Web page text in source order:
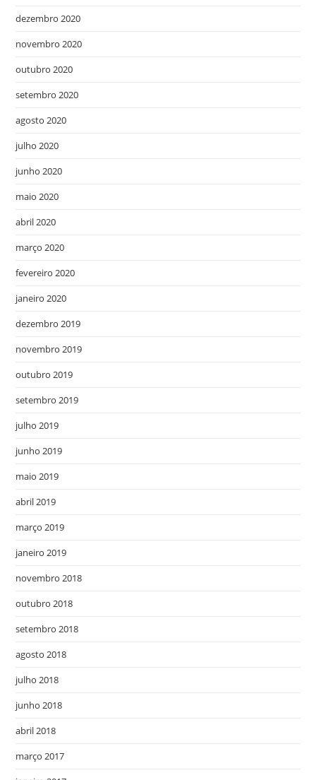
dezembro 2020
novembro 2020
outubro 2020
setembro 2020
agosto 2020
julho 2020
junho 2020
maio 2020
abril 2020
março 2020
fevereiro 2020
janeiro 2020
dezembro 2019
novembro 2019
outubro 2019
setembro 2019
julho 2019
junho 2019
maio 2019
abril 2019
março 2019
janeiro 2019
novembro 2018
outubro 2018
setembro 2018
agosto 2018
julho 2018
junho 2018
abril 2018
março 2017